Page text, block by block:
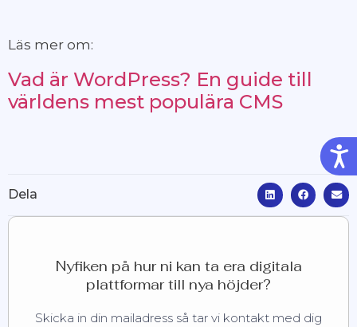
Läs mer om:
Vad är WordPress? En guide till
världens mest populära CMS
Dela
Nyfiken på hur ni kan ta era digitala
plattformar till nya höjder?
Skicka in din mailadress så tar vi kontakt med dig